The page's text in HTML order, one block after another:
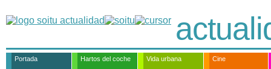
Portada Hartos del coche Vida urbana Cine